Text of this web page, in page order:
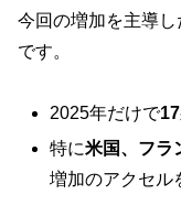
今回の増加を主導
です。
2025年だけで
特に米国、フラ
増加のアクセル